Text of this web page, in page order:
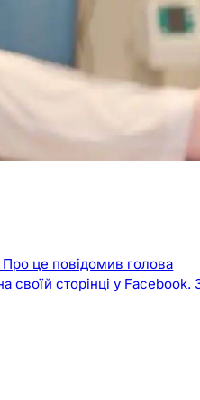
це повідомив голова
своїй сторінці у Facebook.